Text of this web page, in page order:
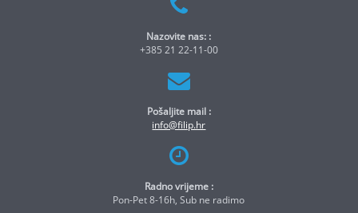
Nazovite nas: :
+385 21 22-11-00
Pošaljite mail :
info@filip.hr
Radno vrijeme :
Pon-Pet 8-16h, Sub ne radimo